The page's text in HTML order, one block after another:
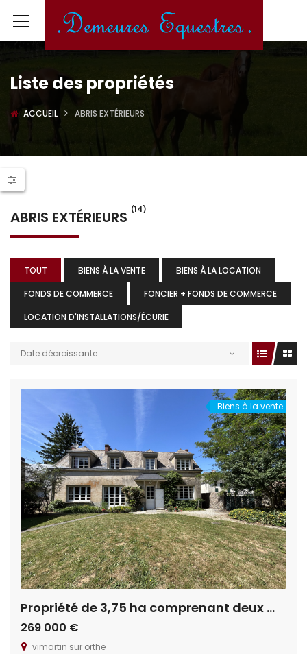
Liste des propriétés
ACCUEIL ABRIS EXTÉRIEURS
ABRIS EXTÉRIEURS (14)
TOUT BIENS À LA VENTE
BIENS À LA LOCATION
FONDS DE COMMERCE
FONCIER + FONDS DE COMMERCE
LOCATION D'INSTALLATIONS/ÉCURIE
Date décroissante
Biens à la vente
Propriété de 3,75 ha comprenant deux maisons
269 000 €
vimartin sur orthe